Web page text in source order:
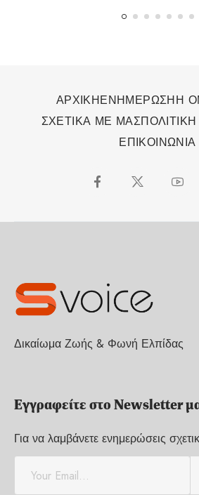
ΑΡΧΙΚΗΕΝΗΜΕΡΩΣΗΗ
ΣΧΕΤΙΚΑ ΜΕ ΜΑΣ
ΕΠΙΚΟΙΝΩΝΙΑ
Δικαίωμα Ζωής & Φωνή Ελπίδας
Εγγραφείτε στο Newsletter
Για να λαμβάνετε ενημερώσεις